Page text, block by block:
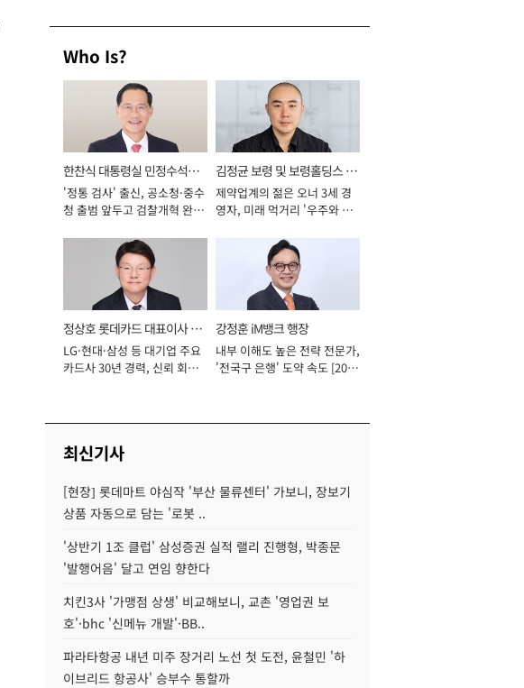
Who Is?
한찬식 대통령실 민정수석비
서관
'정통 검사' 출신, 공소청·중수
청 출범 앞두고 검찰개혁 완수
김정균 보령 및 보령홀딩스 대
표이사 사장
제약업계의 젊은 오너 3세 경
영자, 미래 먹거리 '우주와 헬
정상호 롯데카드 대표이사 사
장
LG·현대·삼성 등 대기업 주요
카드사 30년 경력, 신뢰 회복
강정훈 iM뱅크 행장
내부 이해도 높은 전략 전문가,
'전국구 은행' 도약 속도 [2026
최신기사
[현장] 롯데마트 야심작 '부산 물류센터' 가보니, 장보기
상품 자동으로 담는 '로봇 ..
'상반기 1조 클럽' 삼성증권 실적 랠리 진행형, 박종문
'발행어음' 달고 연임 향한다
치킨3사 '가맹점 상생' 비교해보니, 교촌 '영업권 보
호'·bhc '신메뉴 개발'·BB..
파라타항공 내년 미주 장거리 노선 첫 도전, 윤철민 '하
이브리드 항공사' 승부수 통할까